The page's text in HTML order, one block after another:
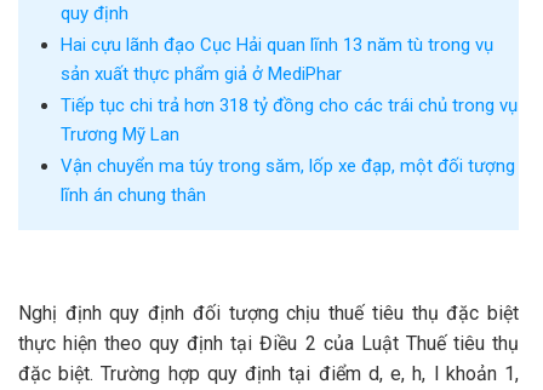
quy định
Hai cựu lãnh đạo Cục Hải quan lĩnh 13 năm tù trong vụ
sản xuất thực phẩm giả ở MediPhar
Tiếp tục chi trả hơn 318 tỷ đồng cho các trái chủ trong vụ
Trương Mỹ Lan
Vận chuyển ma túy trong săm, lốp xe đạp, một đối tượng
lĩnh án chung thân
Nghị định quy định đối tượng chịu thuế tiêu thụ đặc biệt
thực hiện theo quy định tại Điều 2 của Luật Thuế tiêu thụ
đặc biệt. Trường hợp quy định tại điểm d, e, h, l khoản 1,